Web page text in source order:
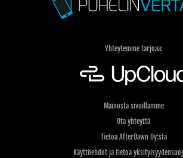
Yhteytemme tarjoaa:
Mainosta sivuillamme
Ota yhteyttä
Tietoa AfterDawn Oy:stä
Käyttöehdot ja tietoa